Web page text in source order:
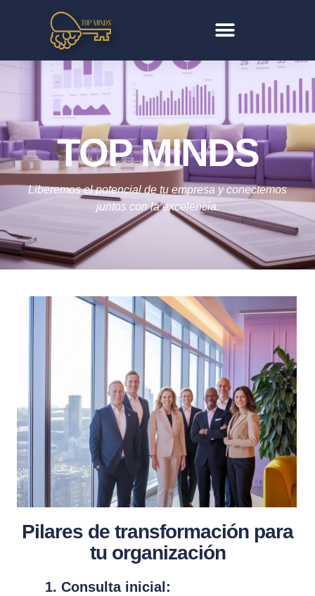
TOP MINDS
Liberemos el potencial de tu empresa y conectemos
juntos con la excelencia.
Pilares de transformación para
tu organización
1. Consulta inicial: